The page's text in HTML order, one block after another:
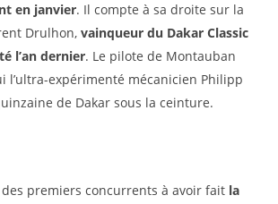
en janvier. Il compte à sa droite sur la
Drulhon, vainqueur du Dakar Classic
l’an dernier. Le pilote de Montauban
l’ultra-expérimenté mécanicien Philipp
de Dakar sous la ceinture.
des premiers concurrents à avoir fait la